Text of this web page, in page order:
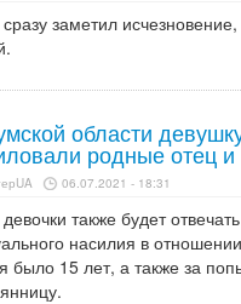
заметил
области
родные отец
06.07.2021 - 18:31
также будет
насилия в
было 15 лет, а также за